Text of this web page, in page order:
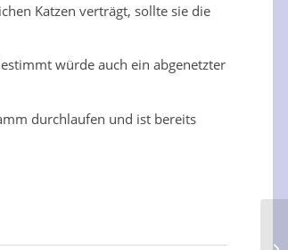
Katzen verträgt, sollte sie die
würde auch ein abgenetzter
durchlaufen und ist bereits